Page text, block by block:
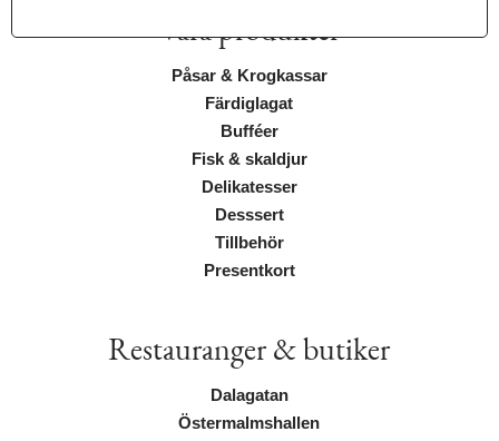
Våra produkter
Påsar & Krogkassar
Färdiglagat
Bufféer
Fisk & skaldjur
Delikatesser
Desssert
Tillbehör
Presentkort
Restauranger & butiker
Dalagatan
Östermalmshallen